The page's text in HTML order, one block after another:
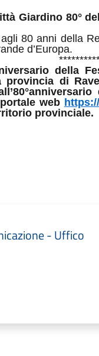
Giardino 80°
agli 80 anni della
d’Europa.
della
provincia di
web
provinciale.
- Uffico